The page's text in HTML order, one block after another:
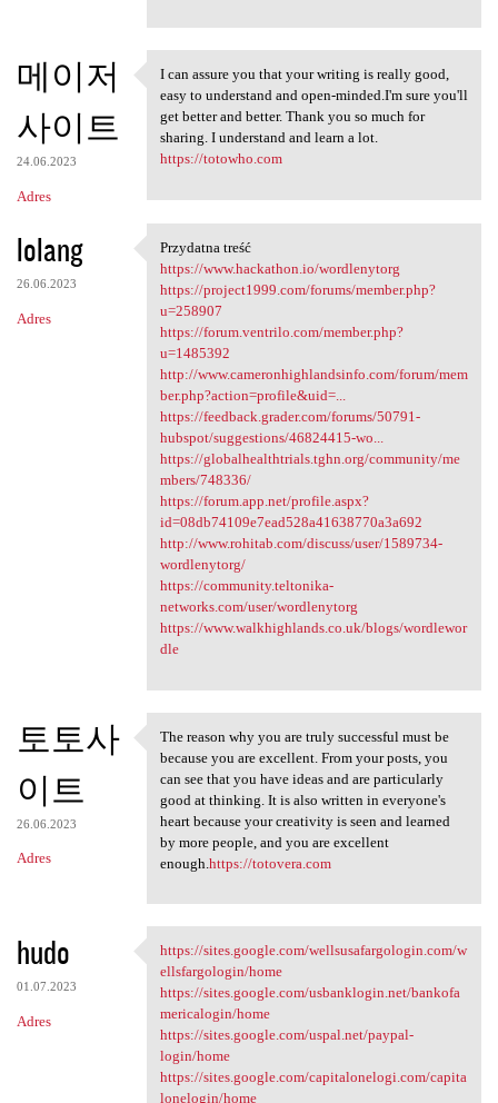
메이저
사이트
24.06.2023
Adres
I can assure you that your
I can assure you that your writing is really good,
easy to understand and open-minded.I'm sure you'll
get better and better. Thank you so much for
sharing. I understand and learn a lot.
https://totowho.com
lolang
26.06.2023
Adres
Przydatna treść
Przydatna treść
https://www.hackathon.io/wordlenytorg
https://project1999.com/forums/member.php?
u=258907
https://forum.ventrilo.com/member.php?
u=1485392
http://www.cameronhighlandsinfo.com/forum/mem
ber.php?action=profile&uid=...
https://feedback.grader.com/forums/50791-
hubspot/suggestions/46824415-wo...
https://globalhealthtrials.tghn.org/community/me
mbers/748336/
https://forum.app.net/profile.aspx?
id=08db74109e7ead528a41638770a3a692
http://www.rohitab.com/discuss/user/1589734-
wordlenytorg/
https://community.teltonika-
networks.com/user/wordlenytorg
https://www.walkhighlands.co.uk/blogs/wordlewor
dle
토토사
이트
26.06.2023
Adres
The reason why you are truly
The reason why you are truly successful must be
because you are excellent. From your posts, you
can see that you have ideas and are particularly
good at thinking. It is also written in everyone's
heart because your creativity is seen and learned
by more people, and you are excellent
enough. https://totovera.com
hudo
01.07.2023
Adres
https://sites.google.com
https://sites.google.com/wellsusafargologin.com/w
ellsfargologin/home
https://sites.google.com/usbanklogin.net/bankofa
mericalogin/home
https://sites.google.com/uspal.net/paypal-
login/home
https://sites.google.com/capitalonelogi.com/capita
lonelogin/home